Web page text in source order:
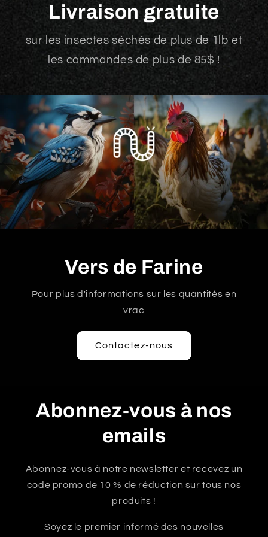
Livraison gratuite
sur les insectes séchés de plus de 1lb et
les commandes de plus de 85$ !
Vers de Farine
Pour plus d'informations sur les quantités en
vrac
Contactez-nous
Abonnez-vous à nos
emails
Abonnez-vous à notre newsletter et recevez un
code promo de 10 % de réduction sur tous nos
produits !
Soyez le premier informé des nouvelles